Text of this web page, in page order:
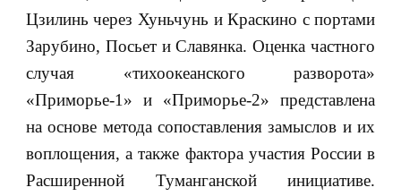
Цзилинь через Хуньчунь и Краскино с портами
Зарубино, Посьет и Славянка. Оценка частного
случая «тихоокеанского разворота»
«Приморье-1» и «Приморье-2» представлена
на основе метода сопоставления замыслов и их
воплощения, а также фактора участия России в
Расширенной Туманганской инициативе.